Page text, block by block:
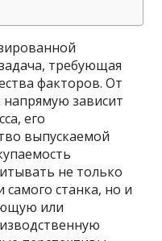
требующая
факторов. От
зависит
его
выпускаемой
не только
самого станка, но и
или